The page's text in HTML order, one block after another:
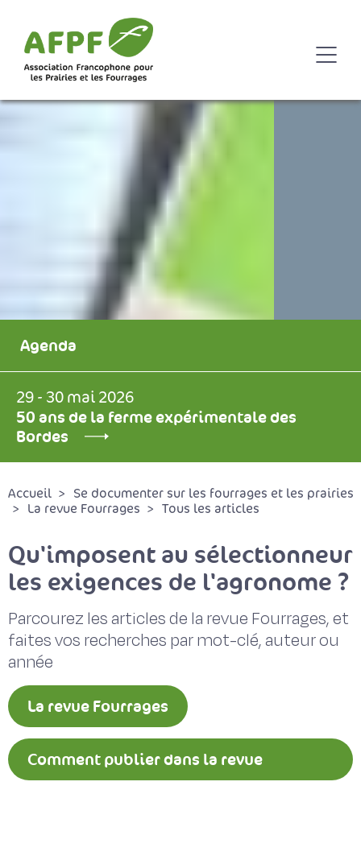
Agenda
29 - 30 mai 2026
50 ans de la ferme expérimentale des
Bordes
Accueil
Se documenter sur les fourrages et les prairies
La revue Fourrages
Tous les articles
Qu'imposent au sélectionneur
les exigences de l'agronome ?
Parcourez les articles de la revue Fourrages, et
faites vos recherches par mot-clé, auteur ou
année
La revue Fourrages
Comment publier dans la revue